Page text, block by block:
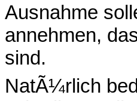
Ausnahme
annehmen,
sind.
NatÃ¼rlich